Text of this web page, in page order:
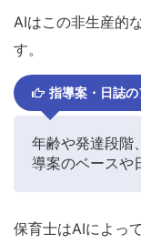
AIはこの非生産的
す。
指導案・日誌の
年齢や発達段階
導案のベースや
保育士はAIによっ